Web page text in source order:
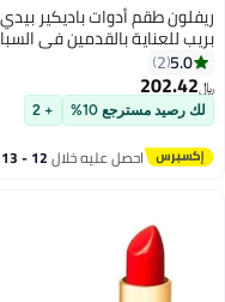
ريفلون طقم أدوات باديكير بيدي
بريب للعناية بالقدمين في السبا
5.0
2
﷼‏202.42
لك رصيد مسترجع 10% + 2
احصل عليه خلال 12 - 13